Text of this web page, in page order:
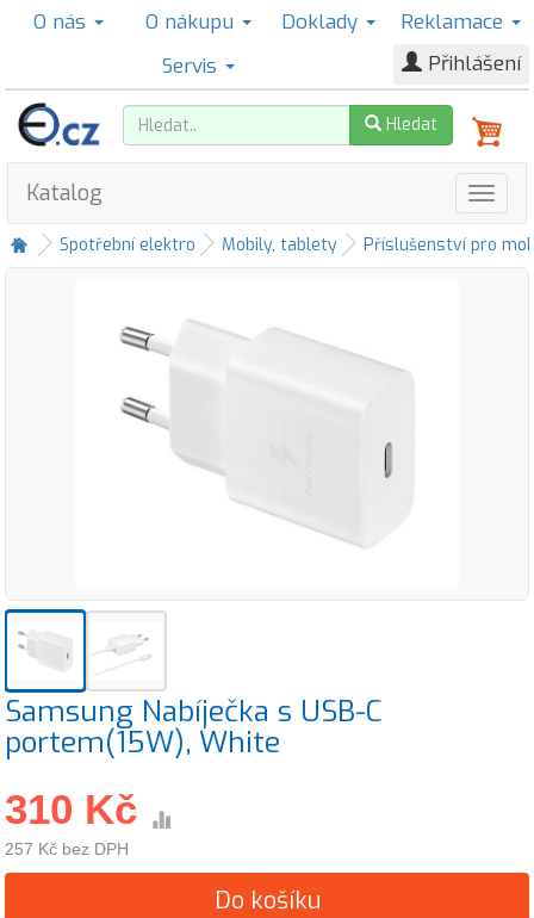
O nás O nákupu Doklady
Reklamace
Servis
Přihlášení
Hledat
Katalog
Spotřební elektro Mobily, tablety Příslušenství pro
Samsung Nabíječka s USB-C
portem(15W), White
310 Kč
257 Kč bez DPH
Do košíku